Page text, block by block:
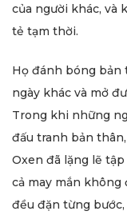
của người khác, và
tẻ tạm thời.
Họ đánh bóng bản
ngày khác và mở
Trong khi những
đấu tranh bản
Oxen đã lặng lẽ
cả may mắn
đều đặn từng